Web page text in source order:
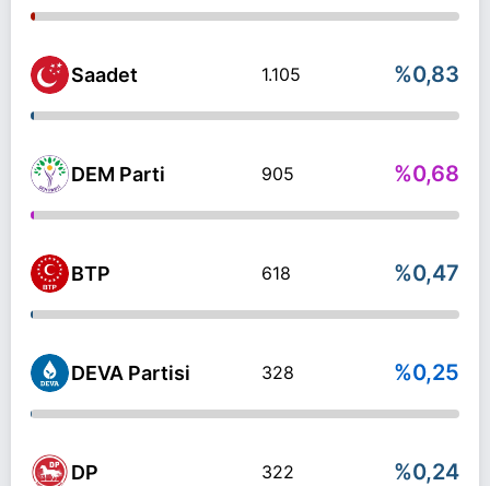
Saadet 1.105 %0,83
DEM Parti 905 %0,68
BTP 618 %0,47
DEVA Partisi 328 %0,25
DP 322 %0,24